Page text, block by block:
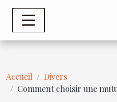
Accueil
Divers
Comment choisir une